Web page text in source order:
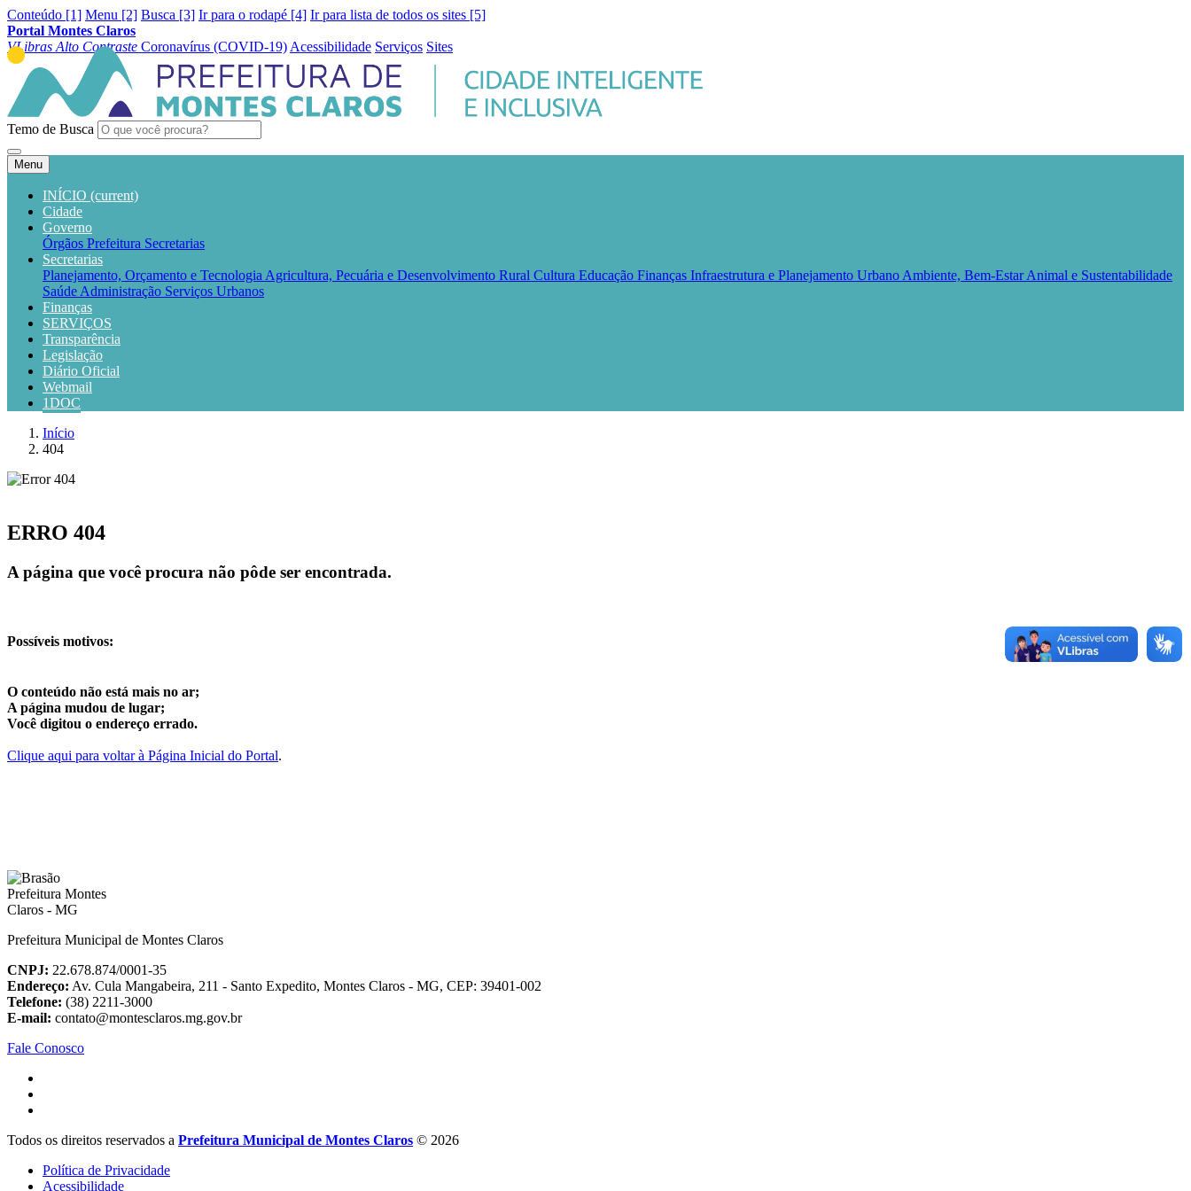
Conteúdo [1] Menu [2] Busca [3] Ir para o rodapé [4] Ir para lista de todos os sites [5]
Portal Montes Claros
VLibras Alto Contraste Coronavírus (COVID-19) Acessibilidade Serviços Sites
Temo de Busca
Menu
INÍCIO (current)
Cidade
Governo
Órgãos Prefeitura Secretarias
Secretarias
Planejamento, Orçamento e Tecnologia Agricultura, Pecuária e Desenvolvimento Rural Cultura Educação Finanças Infraestrutura e Planejamento Urbano Ambiente, Bem-Estar Animal e Sustentabilidade
Saúde Administração Serviços Urbanos
Finanças
SERVIÇOS
Transparência
Legislação
Diário Oficial
Webmail
1DOC
Início
404
ERRO 404
A página que você procura não pôde ser encontrada.
Possíveis motivos:
O conteúdo não está mais no ar;
A página mudou de lugar;
Você digitou o endereço errado.
Clique aqui para voltar à Página Inicial do Portal.
Prefeitura Municipal de Montes Claros
CNPJ: 22.678.874/0001-35
Endereço: Av. Cula Mangabeira, 211 - Santo Expedito, Montes Claros - MG, CEP: 39401-002
Telefone: (38) 2211-3000
E-mail: contato@montesclaros.mg.gov.br
Fale Conosco
Todos os direitos reservados a Prefeitura Municipal de Montes Claros © 2026
Política de Privacidade
Acessibilidade